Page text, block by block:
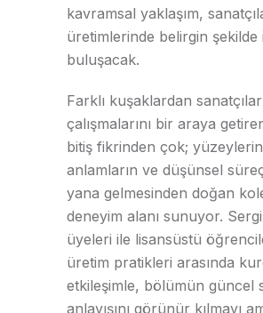
kavramsal yaklaşım,
üretimlerinde belirgin şekilde
buluşacak.
Farklı kuşaklardan
çalışmalarını bir araya
bitiş fikrinden çok;
anlamların ve düşünsel
yana gelmesinden doğan
deneyim alanı sunuyor.
üyeleri ile lisansüstü
üretim pratikleri arasında
etkileşimle, bölümün güncel
anlayışını görünür kılmayı